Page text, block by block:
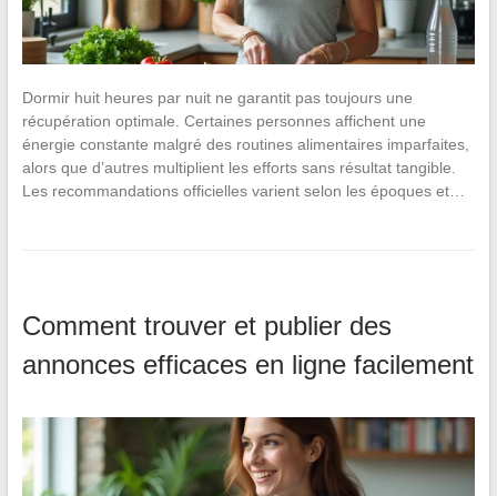
Dormir huit heures par nuit ne garantit pas toujours une
récupération optimale. Certaines personnes affichent une
énergie constante malgré des routines alimentaires imparfaites,
alors que d’autres multiplient les efforts sans résultat tangible.
Les recommandations officielles varient selon les époques et…
Comment trouver et publier des
annonces efficaces en ligne facilement